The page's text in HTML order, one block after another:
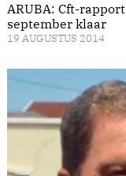
ARUBA: Cft-
september klaar
19 AUGUSTUS 2014